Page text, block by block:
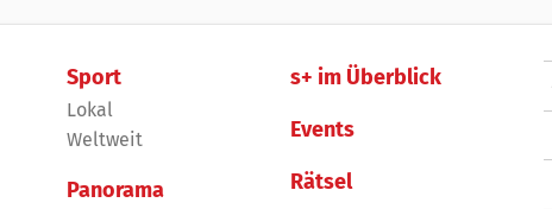
Sport
Lokal
Weltweit
Panorama
s+ im Überblick
Events
Rätsel